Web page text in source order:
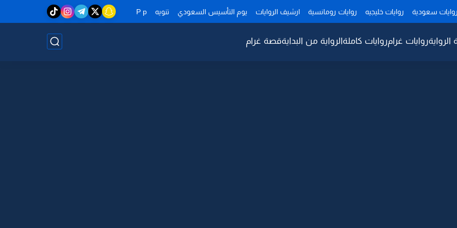
سعودية روايات خليجيه روايات رومانسية ارشيف الروايات يوم التأسيس السعودي تنويه P p
الروايةروايات غرامروايات كاملةالرواية من البدايةقصة غرام